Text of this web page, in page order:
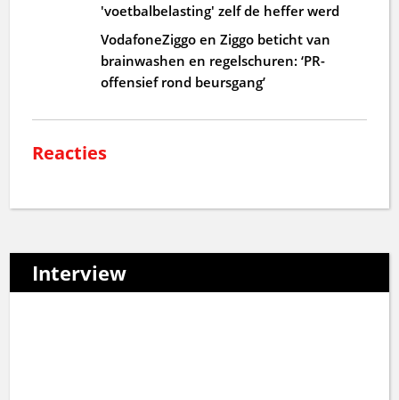
'voetbalbelasting' zelf de heffer werd
VodafoneZiggo en Ziggo beticht van
brainwashen en regelschuren: ‘PR-
offensief rond beursgang’
Reacties
Interview